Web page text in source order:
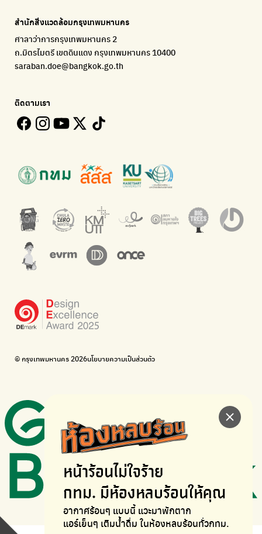
หน้าร้อนไม่ใจร้าย
กทม. มีห้องหลบร้อนให้คุณ
อากาศร้อนๆ แบบนี้ แวะมาพักตาก
แอร์เย็นๆ เติมน้ำดื่ม ในห้องหลบร้อนทั่วกทม.
ECOLIFE
แพลตฟอร์มเพื่อสิ่งแวดล้อม
Environman
เรื่องราวสิ่งแวดล้อม เพื่อสร้างความตระหนัก
ติดตามความคืบหน้านโยบายกรุงเทพมหานคร
Kong Green Green
แอปแยกขยะได้ง่ายๆเพียงสแกนบาร์โค้ดสินค้า
Net Zero Carbon
The Sustainment
การบริหารองค์กรเพื่อสังคมและสิ่งแวดล้อม
WonWon
รวมร้านซ่อมใกล้บ้านคุณ
Bike for Everyone
BUCA
ภาคีจักรยานเมือง กรุงเทพฯ
เดินไป ปั่นไป
Plaplus
แพลตฟอร์มการจัดการพลาสติกชีวภาพหลังการกินดื่ม
Loopers
รวบรวมและส่งต่อเสื้อผ้ามือสองคุณภาพดี
รับซื้อขยะถึงบ้าน
ECOLIFE
กำจัด E-waste อย่างถูกวิธี ตามจุดรับ และไปรษณีย์
Green map
มือวิเศษกรุงเทพ
บริจาคขยะไปอัพไซเคิลเป็นชุดพนักงานกวาดถนน
WonWon
รวมร้านซ่อมใกล้บ้านคุณ
35 Hours Bangkok Nature Play
โครงการ 35 ชั่วโมงการเรียนรู้ธรรมชาติผ่านการเล่น
สำนักสิ่งแวดล้อมกรุงเทพมหานคร
ศาลาว่าการกรุงเทพมหานคร 2
ถ.มิตรไมตรี เขตดินแดง กรุงเทพมหานคร 10400
saraban.doe@bangkok.go.th
ติดตามเรา
© กรุงเทพมหานคร 2026นโยบายความเป็นส่วนตัว